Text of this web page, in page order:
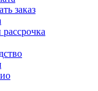
заказ